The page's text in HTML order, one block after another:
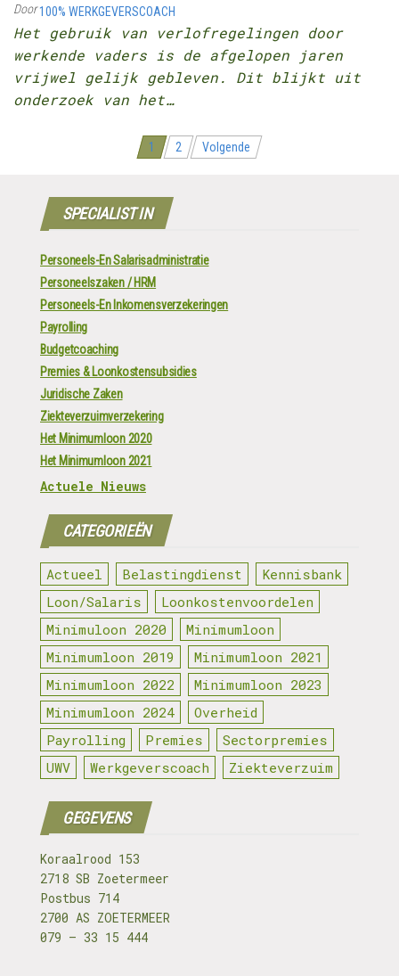
Door100% WERKGEVERSCOACH
Het gebruik van verlofregelingen door
werkende vaders is de afgelopen jaren
vrijwel gelijk gebleven. Dit blijkt uit
onderzoek van het…
1 2 Volgende
SPECIALIST IN
Personeels-En Salarisadministratie
Personeelszaken / HRM
Personeels-En Inkomensverzekeringen
Payrolling
Budgetcoaching
Premies & Loonkostensubsidies
Juridische Zaken
Ziekteverzuimverzekering
Het Minimumloon 2020
Het Minimumloon 2021
Actuele Nieuws
CATEGORIEËN
Actueel Belastingdienst
Kennisbank
Loon/Salaris
Loonkostenvoordelen
Minimuloon 2020
Minimumloon
Minimumloon 2019
Minimumloon 2021
Minimumloon 2022
Minimumloon 2023
Minimumloon 2024
Overheid
Payrolling
Premies
Sectorpremies
UWV
Werkgeverscoach Ziekteverzuim
GEGEVENS
Koraalrood 153
2718 SB Zoetermeer
Postbus 714
2700 AS ZOETERMEER
079 – 33 15 444